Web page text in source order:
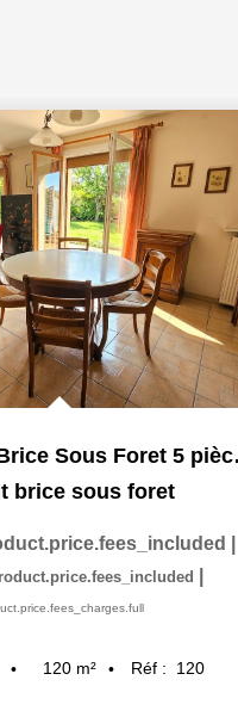
brice sous foret
120 m² Réf : 120